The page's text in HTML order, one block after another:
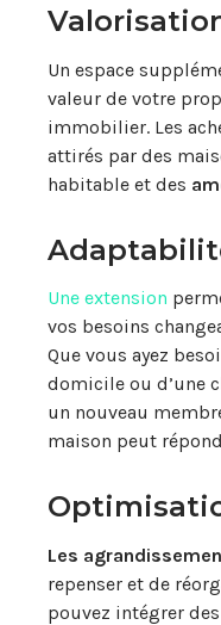
Un espace
valeur de votre
immobilier. Les
attirés par des
habitable et des
Une extension
vos besoins
Que vous ayez
domicile ou d’une
un nouveau
maison peut
Les
repenser et de
pouvez intégrer